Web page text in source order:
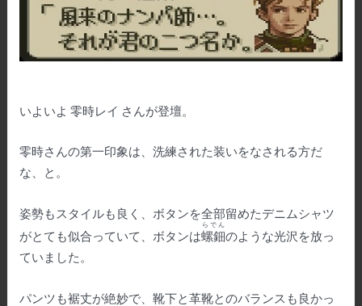
いよいよ 零時レイ さんが登壇。
零時さんの第一印象は、洗練された装いをなされる方だ
な、と。
姿勢もスタイルも良く、ボタンを全部留めたデニムシャツ
がとても似合っていて、ボタンは螺鈿
らでん
のような光沢を放っ
ていました。
パンツも裾丈が絶妙で、靴下と革靴とのバランスも良かっ